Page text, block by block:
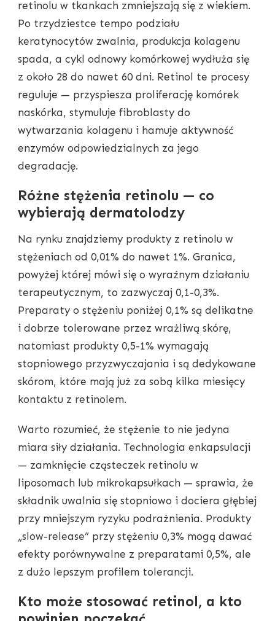
retinolu w tkankach zmniejszają się z wiekiem.
Po trzydziestce tempo podziału
keratynocytów zwalnia, produkcja kolagenu
spada, a cykl odnowy komórkowej wydłuża się
z około 28 do nawet 60 dni. Retinol te procesy
reguluje — przyspiesza proliferację komórek
naskórka, stymuluje fibroblasty do
wytwarzania kolagenu i hamuje aktywność
enzymów odpowiedzialnych za jego
degradację.
Różne stężenia retinolu — co
wybierają dermatolodzy
Na rynku znajdziemy produkty z retinolu w
stężeniach od 0,01% do nawet 1%. Granica,
powyżej której mówi się o wyraźnym działaniu
terapeutycznym, to zazwyczaj 0,1-0,3%.
Preparaty o stężeniu poniżej 0,1% są delikatne
i dobrze tolerowane przez wrażliwą skórę,
natomiast produkty 0,5-1% wymagają
stopniowego przyzwyczajania i są dedykowane
skórom, które mają już za sobą kilka miesięcy
kontaktu z retinolem.
Warto rozumieć, że stężenie to nie jedyna
miara siły działania. Technologia enkapsulacji
— zamknięcie cząsteczek retinolu w
liposomach lub mikrokapsułkach — sprawia, że
składnik uwalnia się stopniowo i dociera głębiej
przy mniejszym ryzyku podrażnienia. Produkty
„slow-release” przy stężeniu 0,3% mogą dawać
efekty porównywalne z preparatami 0,5%, ale
z dużo lepszym profilem tolerancji.
Kto może stosować retinol, a kto